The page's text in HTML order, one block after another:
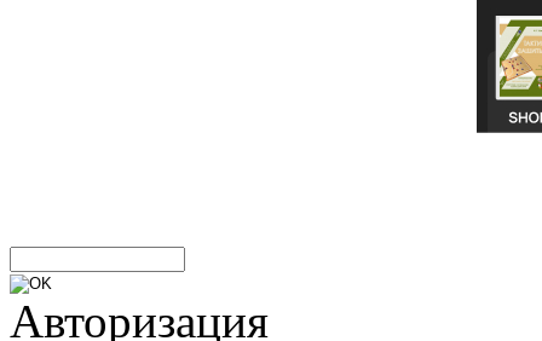
Авторизация